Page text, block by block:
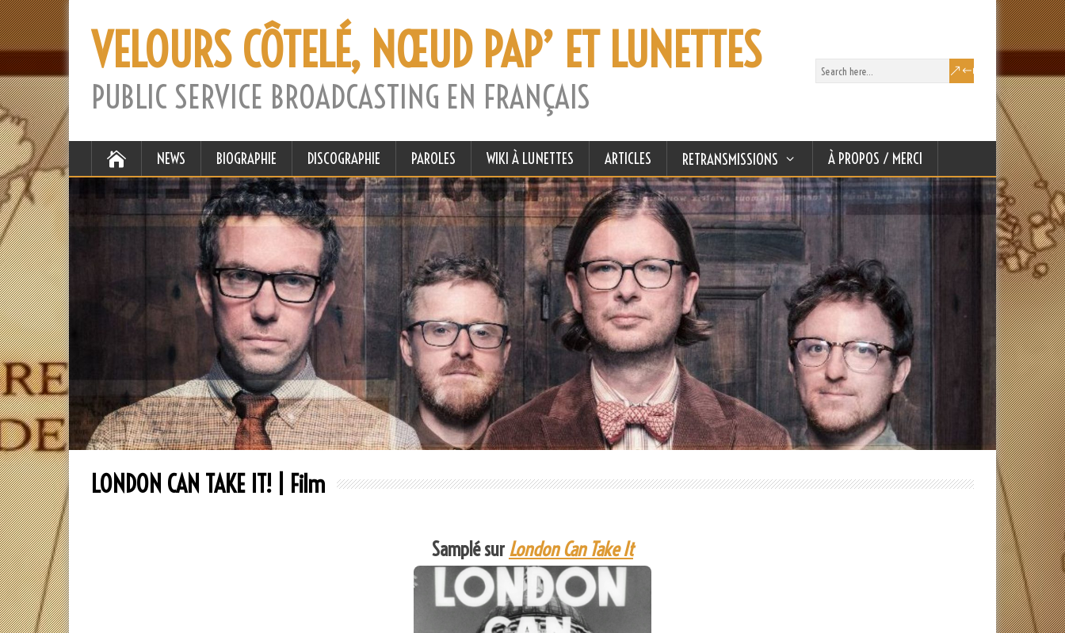
VELOURS CÔTELÉ, NŒUD PAP’ ET LUNETTES
PUBLIC SERVICE BROADCASTING EN FRANÇAIS
NEWS BIOGRAPHIE DISCOGRAPHIE PAROLES WIKI À LUNETTES ARTICLES RETRANSMISSIONS À PROPOS / MERCI
LONDON CAN TAKE IT! | Film
Samplé sur London Can Take It